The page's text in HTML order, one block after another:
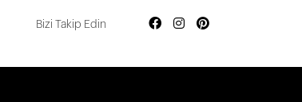
Bizi Takip Edin